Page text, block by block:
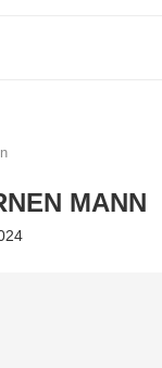
MANN